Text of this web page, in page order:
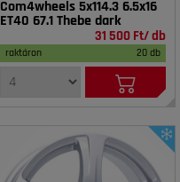
Com4wheels 5x114.3 6.5x16
ET40 67.1 Thebe dark
31 500 Ft/ db
raktáron 20 db